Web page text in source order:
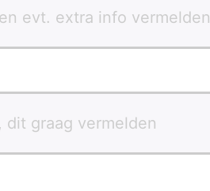
evt. extra info vermelden
dit graag vermelden